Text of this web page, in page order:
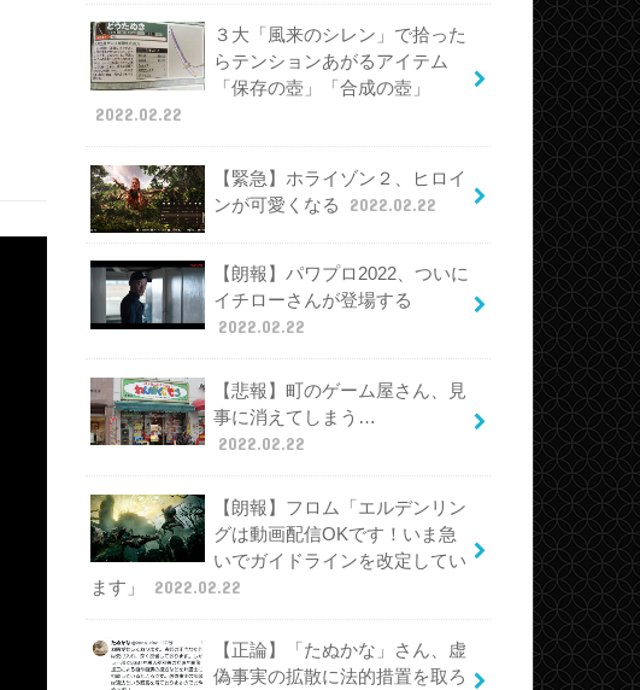
３大「風来のシレン」で拾った
らテンションあがるアイテム
「保存の壺」「合成の壺」
2022.02.22
【緊急】ホライゾン２、ヒロイ
ンが可愛くなる
2022.02.22
【朗報】パワプロ2022、ついに
イチローさんが登場する
2022.02.22
【悲報】町のゲーム屋さん、見
事に消えてしまう…
2022.02.22
【朗報】フロム「エルデンリン
グは動画配信OKです！いま急
いでガイドラインを改定してい
ます」
2022.02.22
【正論】「たぬかな」さん、虚
偽事実の拡散に法的措置を取ろ